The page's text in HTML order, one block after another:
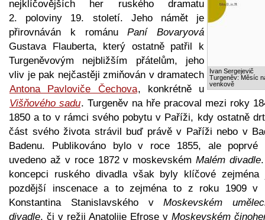
Ivan Sergejevič
Turgeněv: Měsíc
venkově
nejklíčovějších her ruského dramatu
2. poloviny 19. století. Jeho námět je
přirovnáván k románuPaní Bovaryová
Gustava Flauberta, který ostatně patřil k
Turgeněvovým nejbližším přátelům, jeho
vliv je pak nejčastěji zmiňován v dramatech
Antona Pavloviče Čechova, konkrétně u
Višňového sadu. Turgeněv na hře pracoval mezi roky
1850 a to v rámci svého pobytu v Paříži, kdy ostatně
část svého života strávil buď právě v Paříži nebo v
Badenu. Publikováno bylo v roce 1855, ale poprvé
uvedeno až v roce 1872 v moskevskémMalém divadle
koncepci ruského divadla však byly klíčové zejména
pozdější inscenace a to zejména to z roku 1909 v
Konstantina Stanislavského vMoskevském
divadle, či v režii Anatolije Efrose v Moskevském